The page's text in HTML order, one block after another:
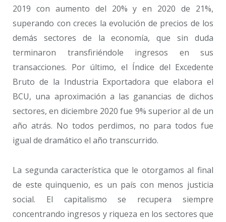
2019 con aumento del 20% y en 2020 de 21%,
superando con creces la evolución de precios de los
demás sectores de la economía, que sin duda
terminaron transfiriéndole ingresos en sus
transacciones. Por último, el Índice del Excedente
Bruto de la Industria Exportadora que elabora el
BCU, una aproximación a las ganancias de dichos
sectores, en diciembre 2020 fue 9% superior al de un
año atrás. No todos perdimos, no para todos fue
igual de dramático el año transcurrido.
La segunda característica que le otorgamos al final
de este quinquenio, es un país con menos justicia
social. El capitalismo se recupera siempre
concentrando ingresos y riqueza en los sectores que